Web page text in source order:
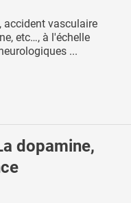
accident vasculaire
etc…, à l'échelle
...
dopamine,